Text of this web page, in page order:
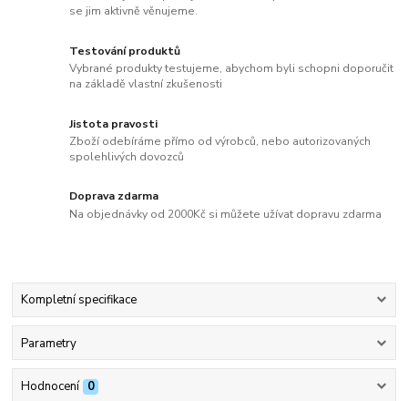
se jim aktivně věnujeme.
Testování produktů
Vybrané produkty testujeme, abychom byli schopni doporučit
na základě vlastní zkušenosti
Jistota pravosti
Zboží odebíráme přímo od výrobců, nebo autorizovaných
spolehlivých dovozců
Doprava zdarma
Na objednávky od 2000Kč si můžete užívat dopravu zdarma
Kompletní specifikace
Parametry
Hodnocení 0